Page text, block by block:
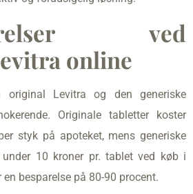
ved
online
original Levitra og den generiske
Originale tabletter koster
styk på apoteket, mens generiske
10 kroner pr. tablet ved køb i
besparelse på 80-90 procent.